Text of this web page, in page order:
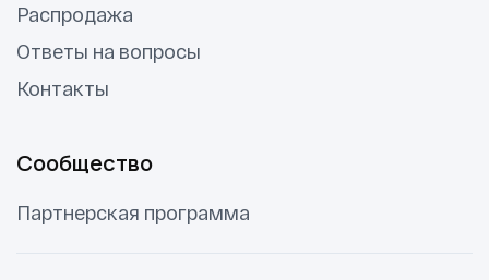
Сообщество
Распродажа
Ответы на вопросы
Контакты
Партнерская программа